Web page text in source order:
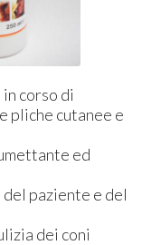
corso di
pliche cutanee e
ed
paziente e del
dei coni